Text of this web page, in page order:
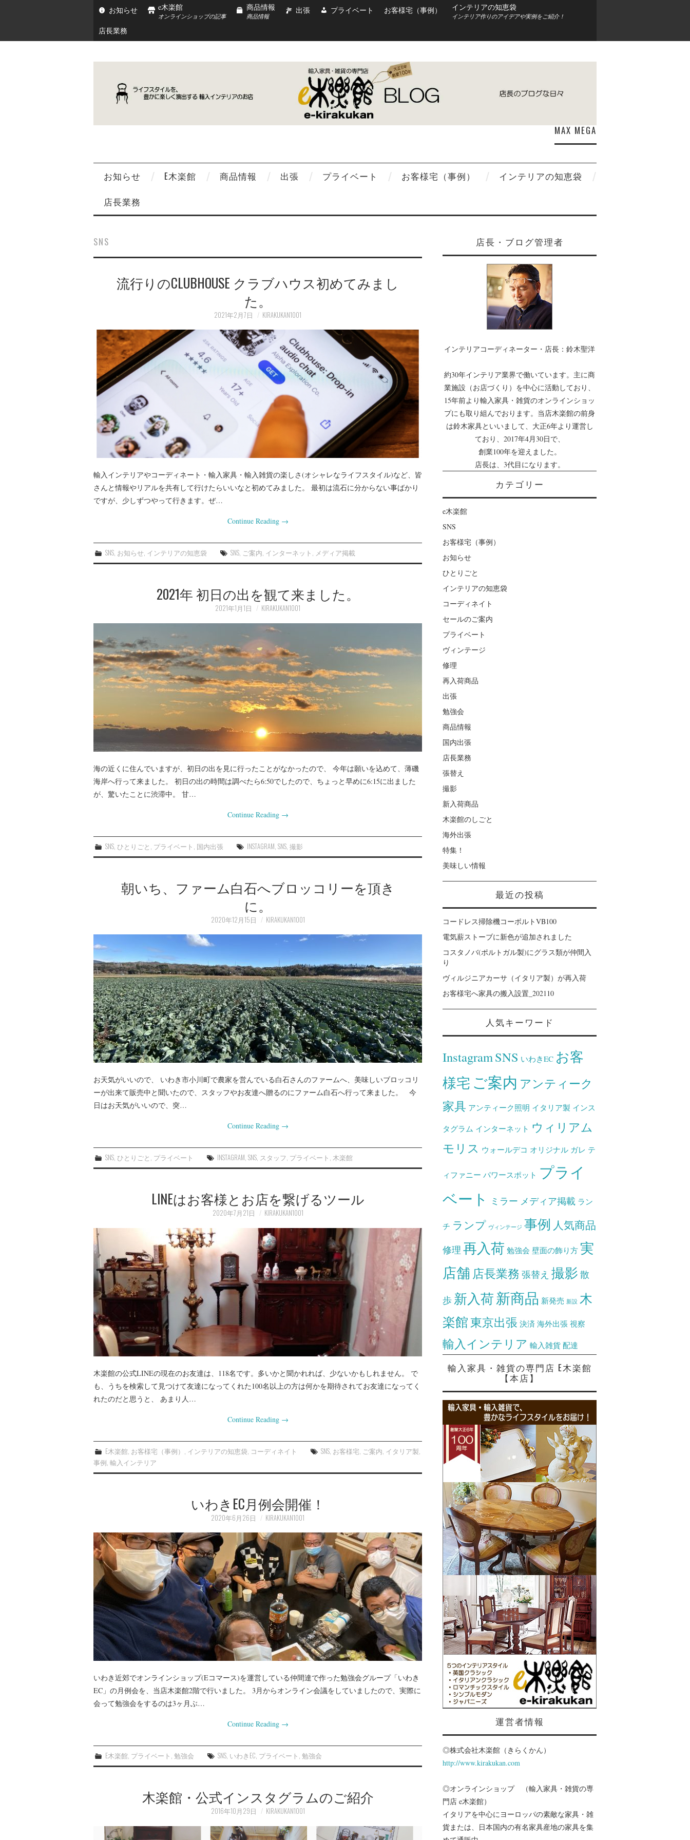
お知らせ e木楽館
オンラインショップの記事
商品情報
商品情報
出張 プライベート お客様宅（事例） インテリアの知恵袋
インテリア作りのアイデアや実例をご紹介！
店長業務
MAX MEGA
お知らせ E木楽館 商品情報 出張 プライベート お客様宅（事例）
インテリアの知恵袋
店長業務
SNS
流行りのCLUBHOUSE クラブハウス初めてみまし
た。
2021年2月7日 KIRAKUKAN1001
輸入インテリアやコーディネート・輸入家具・輸入雑貨の楽しさ(オシャレなライフスタイル)など、皆
さんと情報やリアルを共有して行けたらいいなと初めてみました。 最初は流石に分からない事ばかり
ですが、少しずつやって行きます。ぜ…
Continue Reading →
SNS, お知らせ, インテリアの知恵袋 SNS, ご案内, インターネット , メディア掲載
2021年 初日の出を観て来ました。
2021年1月1日 KIRAKUKAN1001
海の近くに住んでいますが、初日の出を見に行ったことがなかったので、 今年は願いを込めて、薄磯
海岸へ行って来ました。 初日の出の時間は調べたら6:50でしたので、ちょっと早めに6:15に出ました
が、驚いたことに渋滞中。 甘…
Continue Reading →
SNS ひとりごと プライベート 国内出張 INSTAGRAM ,SNS ,撮影
朝いち、ファーム白石へブロッコリーを頂き
に。
2020年12月15日 KIRAKUKAN1001
お天気がいいので、 いわき市小川町で農家を営んでいる白石さんのファームへ、美味しいブロッコリ
ーが出来て販売中と聞いたので、スタッフやお友達へ贈るのにファーム白石へ行って来ました。 今
日はお天気がいいので、突…
Continue Reading →
SNS, ひとりごと , プライベート INSTAGRAM,SNS, スタッフ, プライベート ,木楽館
LINEはお客様とお店を繋げるツール
2020年7月21日 KIRAKUKAN1001
木楽館の公式LINEの現在のお友達は、118名です。多いかと聞かれれば、少ないかもしれません。 で
も、うちを検索して見つけて友達になってくれた100名以上の方は何かを期待されてお友達になってく
れたのだと思うと、 あまり人…
Continue Reading →
E木楽館 お客様宅（事例） インテリアの知恵袋 コーディネイト SNS お客様宅 ご案内 イタリア製
事例 輸入インテリア
いわきEC月例会開催！
2020年6月26日 KIRAKUKAN1001
いわき近郊でオンラインショップ(Eコマース)を運営している仲間達で作った勉強会グループ「いわき
EC」の月例会を、当店木楽館2階で行いました。 3月からオンライン会議をしていましたので、実際に
会って勉強会をするのは3ヶ月ぶ…
Continue Reading →
E木楽館, プライベート ,勉強会 SNS, いわきEC, プライベート ,勉強会
木楽館・公式インスタグラムのご紹介
2016年10月29日 KIRAKUKAN1001
店長・ブログ管理者
インテリアコーディネーター・店長：鈴木聖洋
約30年インテリア業界で働いています。主に商
業施設（お店づくり）を中心に活動しており、
15年前より輸入家具・雑貨のオンラインショッ
プにも取り組んでおります。当店木楽館の前身
は鈴木家具といいまして、大正6年より運営し
ており、2017年4月30日で、
創業100年を迎えました。
店長は、3代目になります。
カテゴリー
e木楽館
SNS
お客様宅（事例）
お知らせ
ひとりごと
インテリアの知恵袋
コーディネイト
セールのご案内
プライベート
ヴィンテージ
修理
再入荷商品
出張
勉強会
商品情報
国内出張
店長業務
張替え
撮影
新入荷商品
木楽館のしごと
海外出張
特集！
美味しい情報
最近の投稿
コードレス掃除機コーボルトVB100
電気薪ストーブに新色が追加されました
コスタノバ(ポルトガル製)にグラス類が仲間入
り
ヴィルジニアカーサ（イタリア製）が再入荷
お客様宅へ家具の搬入設置_202110
人気キーワード
InstagramSNS いわきEC お客
様宅 ご案内 アンティーク
家具 アンティーク照明 イタリア製 インス
タグラム インターネット ウィリアム
モリス ウォールデコ オリジナル ガレ テ
ィファニー パワースポット プライ
ベート
ミラー メディア掲載 ラン
チ ランプ ヴィンテージ 事例 人気商品
修理 再入荷 勉強会 壁面の飾り方 実
店舗 店長業務 張替え 撮影 散
歩 新入荷新商品 新発売 新設 木
楽館 東京出張 決済 海外出張 視察
輸入インテリア 輸入雑貨 配達
輸入家具・雑貨の専門店 E木楽館
【本店】
運営者情報
◎株式会社木楽館（きらくかん）
http://www.kirakukan.com
◎オンラインショップ （輸入家具・雑貨の専
門店 e木楽館）
イタリアを中心にヨーロッパの素敵な家具・雑
貨または、日本国内の有名家具産地の家具を集